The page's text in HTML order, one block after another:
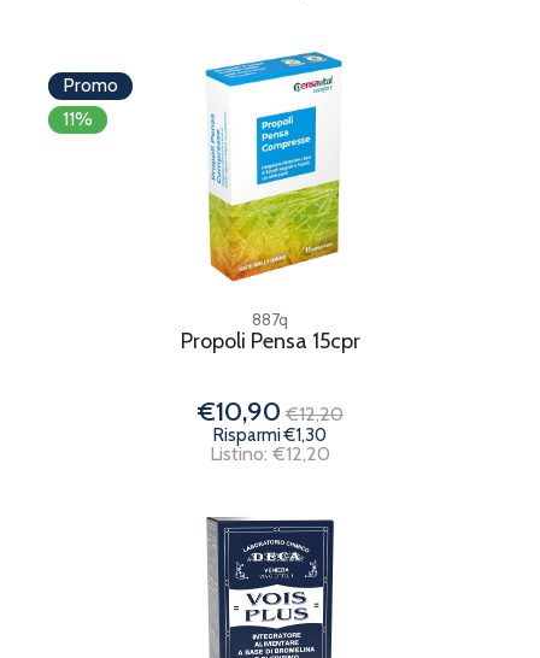
Promo
11%
887q
Propoli Pensa 15cpr
€10,90 €12,20
Risparmi €1,30
Listino: €12,20